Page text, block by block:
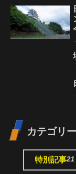
カテゴリー
特別記事21